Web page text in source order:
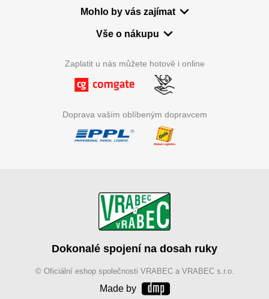
Mohlo by vás zajímat
Vše o nákupu
Zaplatit u nás můžete hotově i online
Doprava vaším oblíbeným dopravcem
Dokonalé spojení na dosah ruky
© Oficiální eshop společnosti VRABEC a VRABEC s.r.o.
Made by